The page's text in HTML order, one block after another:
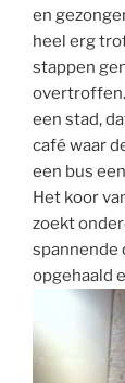
en
heel erg
stappen
overtroffen.
een stad,
café waar
een bus
Het koor
zoekt
spannende
opgehaald